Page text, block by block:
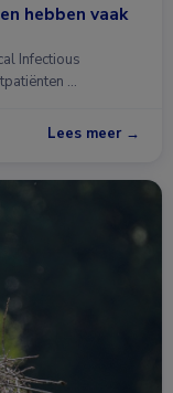
hebben vaak
Infectious
…
Lees meer →